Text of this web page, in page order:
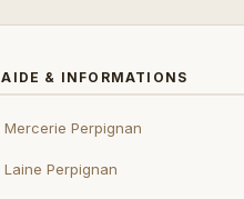
AIDE & INFORMATIONS
Mercerie Perpignan
Laine Perpignan